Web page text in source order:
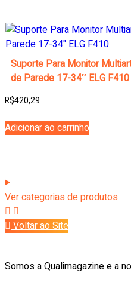
Suporte Para Monitor
de Parede 17-34″ ELG F410
R$420,29
Adicionar ao carrinho
Ver categorias de produtos
Voltar ao Site
Somos a Qualimagazine e a